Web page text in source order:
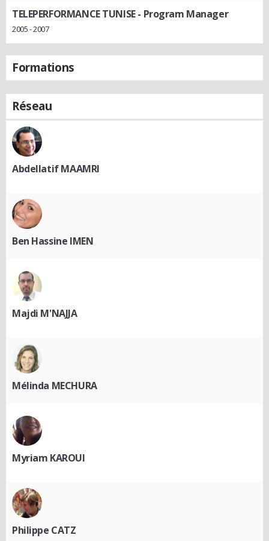
TELEPERFORMANCE TUNISE- Program Manager
2005 - 2007
Formations
Réseau
Abdellatif MAAMRI
Ben Hassine IMEN
Majdi M'NAJJA
Mélinda MECHURA
Myriam KAROUI
Philippe CATZ